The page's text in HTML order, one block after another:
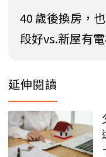
40 歲後換房，
段好vs.新屋有
延伸閱讀